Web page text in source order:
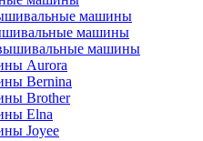
машины
машины
машины
Aurora
Bernina
Brother
Elna
Joyee